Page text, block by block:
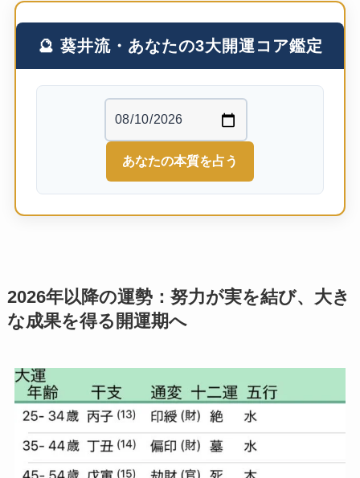
🔮 葵井流・あなたの3大開運コア鑑定
あなたの本質を占う
2026年以降の運勢：努力が実を結び、大き
な成果を得る開運期へ